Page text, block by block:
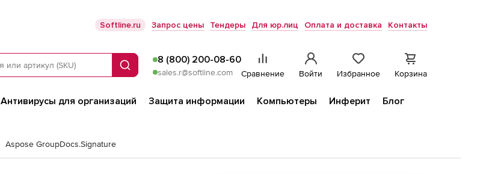
Softline.ru Запрос цены Тендеры Для юр.лиц Оплата и доставка Контакты
Поиск
8 (800) 200-08-60
sales.r@softline.com Сравнение Войти Избранное Корзина
Антивирусы для организаций Защита информации Компьютеры Инферит
Блог
Aspose GroupDocs.Signature